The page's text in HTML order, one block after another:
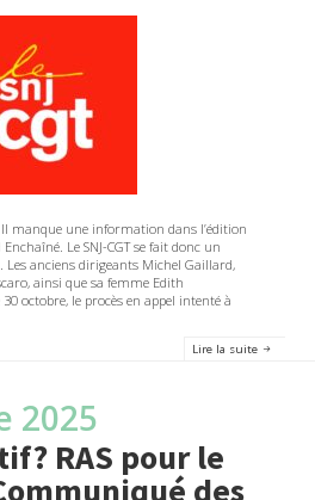
Il manque une information dans l’édition
Le SNJ-CGT se fait donc un
Les anciens dirigeants Michel Gaillard,
ainsi que sa femme Edith
octobre, le procès en appel intenté à
Lire la suite
2025
RAS pour le
des